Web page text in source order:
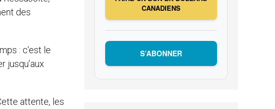
des
: c’est le
jusqu’aux
attente, les
CANADIENS
S’ABONNER